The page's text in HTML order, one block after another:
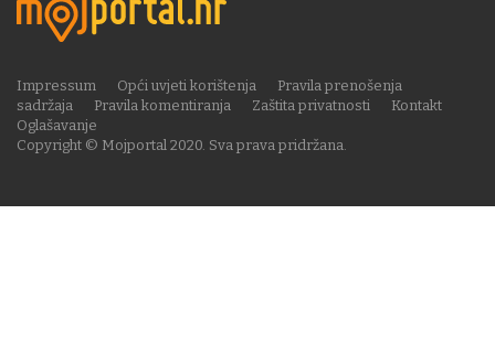
Copyright © Mojportal 2020. Sva prava pridržana.
Impressum Opći uvjeti korištenja
Pravila prenošenja
sadržaja
Pravila komentiranja Zaštita privatnosti
Kontakt
Oglašavanje